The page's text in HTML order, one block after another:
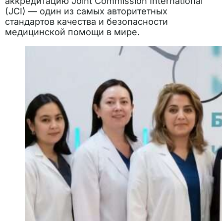
(JCI) — один из самых авторитетных
стандартов качества и безопасности
медицинской помощи в мире.